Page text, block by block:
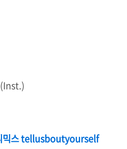
믹스 tellusboutyourself